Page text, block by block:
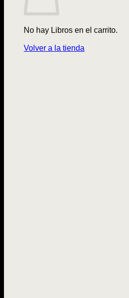
No hay Libros en el carrito.
Volver a la tienda